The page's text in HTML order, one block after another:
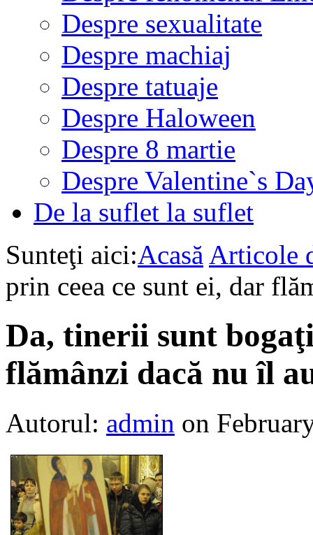
Despre sexualitate
Despre machiaj
Despre tatuaje
Despre Haloween
Despre 8 martie
Despre Valentine`s
De la suflet la suflet
Sunteţi aici:Acasă Articole
prin ceea ce sunt ei, dar
Da, tinerii sunt
flămânzi dacă nu îl
Autorul: admin on